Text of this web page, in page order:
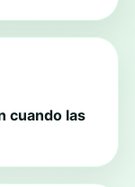
cuando las